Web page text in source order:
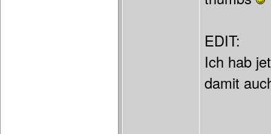
EDIT:
Ich hab
damit